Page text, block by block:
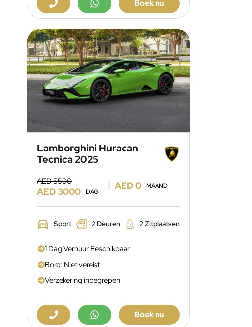
Boek nu
Lamborghini Huracan
Tecnica 2025
AED 5500
AED 3000 DAG
AED 0 MAAND
Sport 2 Deuren 2 Zitplaatsen
1 Dag Verhuur Beschikbaar
Borg: Niet vereist
Verzekering inbegrepen
Boek nu